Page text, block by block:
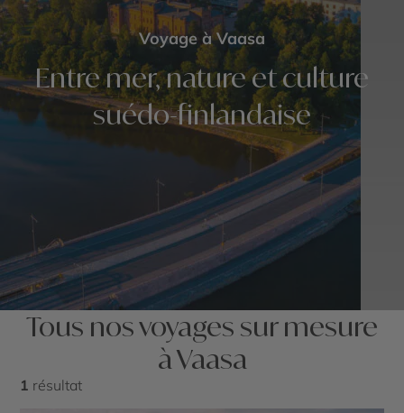
Voyage à Vaasa
Entre mer, nature et culture
suédo-finlandaise
Tous nos voyages sur mesure
à Vaasa
1 résultat